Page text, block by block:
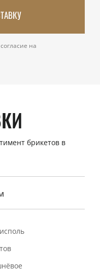
на
брикетов в